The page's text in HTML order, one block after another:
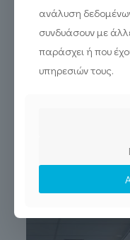
«Ερευνώ
Υποβολή
ανάλυση
συνδυάσουν με
παράσχει ή που
υπηρεσιών τους.